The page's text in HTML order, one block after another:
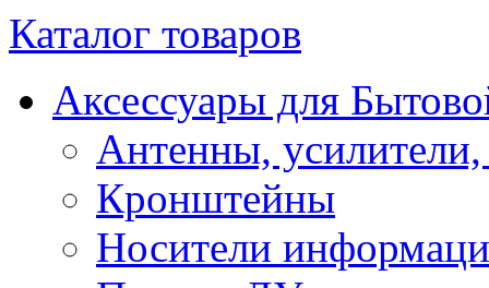
Каталог товаров
Аксессуары для
Антенны, усилители,
Кронштейны
Носители